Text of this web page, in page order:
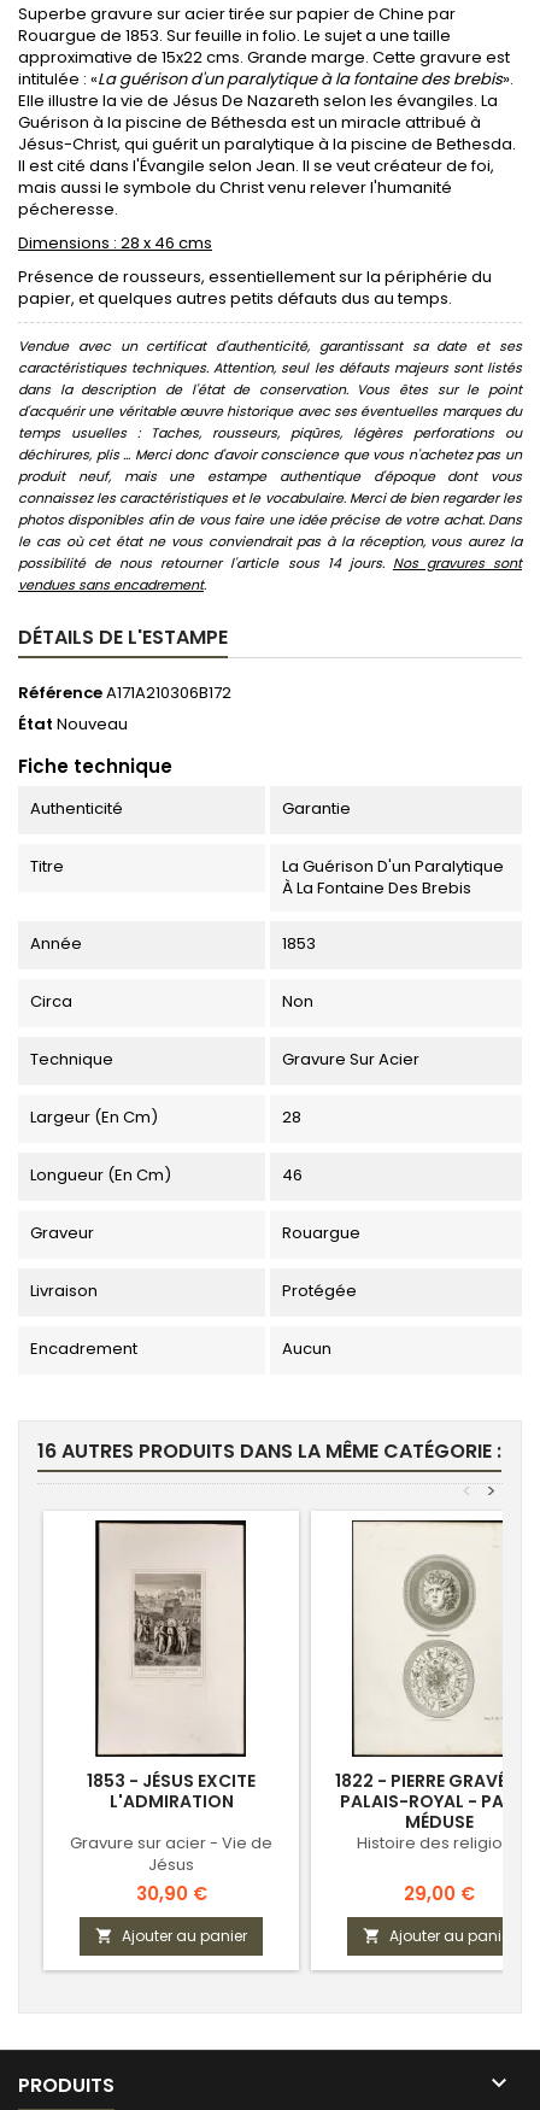
Superbe gravure sur acier tirée sur papier de Chine par
Rouargue de 1853. Sur feuille in folio. Le sujet a une taille
approximative de 15x22 cms. Grande marge. Cette gravure est
intitulée : «La guérison d'un paralytique à la fontaine des brebis».
Elle illustre la vie de Jésus De Nazareth selon les évangiles. La
Guérison à la piscine de Béthesda est un miracle attribué à
Jésus-Christ, qui guérit un paralytique à la piscine de Bethesda.
Il est cité dans l'Évangile selon Jean. Il se veut créateur de foi,
mais aussi le symbole du Christ venu relever l'humanité
pécheresse.
Dimensions : 28 x 46 cms
Présence de rousseurs, essentiellement sur la périphérie du
papier, et quelques autres petits défauts dus au temps.
Vendue avec un certificat d'authenticité, garantissant sa date et ses
caractéristiques techniques. Attention, seul les défauts majeurs sont listés
dans la description de l'état de conservation. Vous êtes sur le point
d'acquérir une véritable œuvre historique avec ses éventuelles marques du
temps usuelles : Taches, rousseurs, piqûres, légères perforations ou
déchirures, plis ... Merci donc d'avoir conscience que vous n'achetez pas un
produit neuf, mais une estampe authentique d'époque dont vous
connaissez les caractéristiques et le vocabulaire. Merci de bien regarder les
photos disponibles afin de vous faire une idée précise de votre achat. Dans
le cas où cet état ne vous conviendrait pas à la réception, vous aurez la
possibilité de nous retourner l'article sous 14 jours. Nos gravures sont
vendues sans encadrement.
DÉTAILS DE L'ESTAMPE
RéférenceA171A210306B172
État Nouveau
Fiche technique
Authenticité Garantie
Titre
La Guérison D'un Paralytique
À La Fontaine Des Brebis
Année 1853
Circa Non
Technique Gravure Sur Acier
Largeur (en Cm) 28
Longueur (en Cm) 46
Graveur Rouargue
Livraison Protégée
Encadrement Aucun
16 AUTRES PRODUITS DANS LA MÊME CATÉGORIE :
>
<
1853 - JÉSUS EXCITE
L'ADMIRATION
Gravure sur acier - Vie de
Jésus
Prix
30,90 €
 Ajouter au panier
1822 - PIERRE GRAVÉE
PALAIS-ROYAL - PAN ET
MÉDUSE
Histoire des religions
Prix
29,00 €
 Ajouter au panier
PRODUITS 